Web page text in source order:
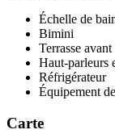
Échelle de
Bimini
Terrasse avant
Haut-parleurs
Réfrigérateur
Équipement
Carte